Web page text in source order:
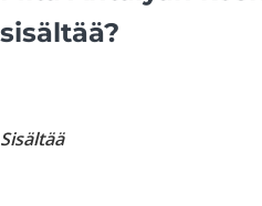
sisältää?
Sisältää